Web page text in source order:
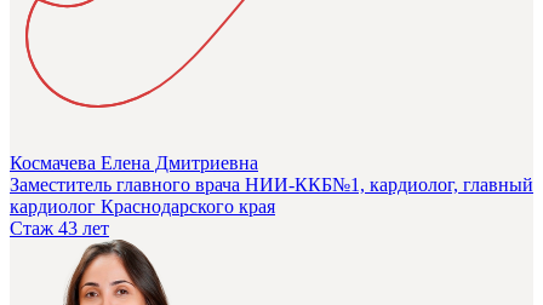
Космачева Елена Дмитриевна
Заместитель главного врача НИИ-ККБ№1, кардиолог, главный
кардиолог Краснодарского края
Стаж 43 лет